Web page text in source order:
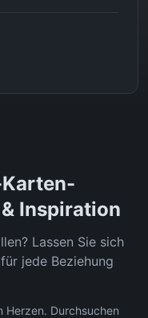
Inspiration
Lassen Sie sich
jede Beziehung
Durchsuchen